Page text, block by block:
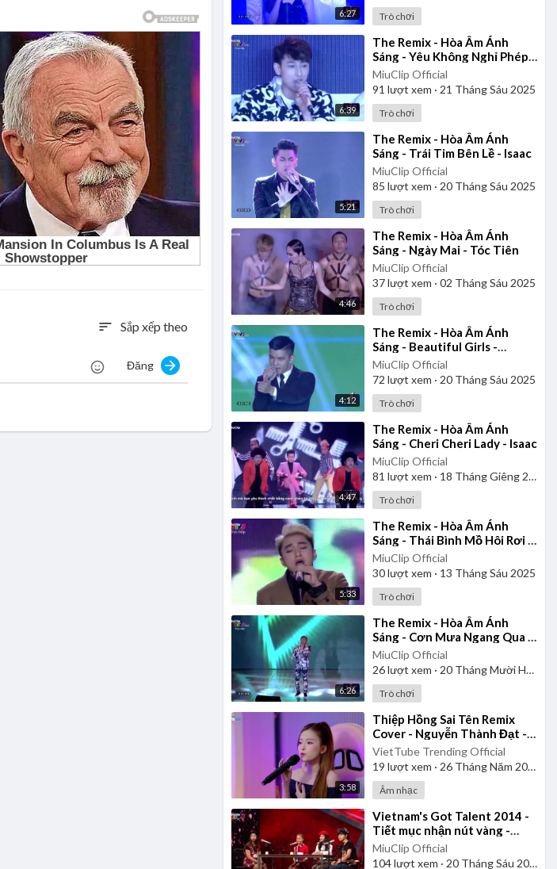
6:27 Trò chơi
6:39
⁣The Remix - Hòa Âm Ánh
Sáng - Yêu Không Nghỉ Phép -
Isaac
MiuClip Official
91 lượt xem · 21 Tháng Sáu 2025
Trò chơi
5:21
⁣The Remix - Hòa Âm Ánh
Sáng - Trái Tim Bên Lề - Isaac
MiuClip Official
85 lượt xem · 20 Tháng Sáu 2025
Trò chơi
4:46
⁣The Remix - Hòa Âm Ánh
Sáng - Ngày Mai - Tóc Tiên
MiuClip Official
37lượt xem · 02 Tháng Sáu 2025
Trò chơi
4:12
⁣The Remix - Hòa Âm Ánh
Sáng - Beautiful Girls -
Cường Seven
MiuClip Official
72 lượt xem · 20 Tháng Sáu 2025
Trò chơi
4:47
⁣The Remix - Hòa Âm Ánh
Sáng - Cheri Cheri Lady - Isaac
MiuClip Official
81 lượt xem · 18 Tháng Giêng 2025
Trò chơi
5:33
⁣The Remix - Hòa Âm Ánh
Sáng - Thái Bình Mồ Hôi Rơi -
Sơn Tùng M-TP
MiuClip Official
30lượt xem · 13 Tháng Sáu 2025
Trò chơi
6:26
⁣The Remix - Hòa Âm Ánh
Sáng - Cơn Mưa Ngang Qua -
Sơn Tùng M-TP
MiuClip Official
26lượt xem · 20 Tháng Mười Hai 2025
Trò chơi
3:58
⁣Thiệp Hồng Sai Tên Remix
Cover - Nguyễn Thành Đạt -
Út Nhị Mino
VietTube Trending Official
19 lượt xem · 26 Tháng Năm 2026
Âm nhạc
⁣Vietnam's Got Talent 2014 -
Tiết mục nhận nút vàng -
Nhóm 4 chị em
MiuClip Official
104lượt xem · 20 Tháng Sáu 2025
sort Sắp xếp theo
Đăng